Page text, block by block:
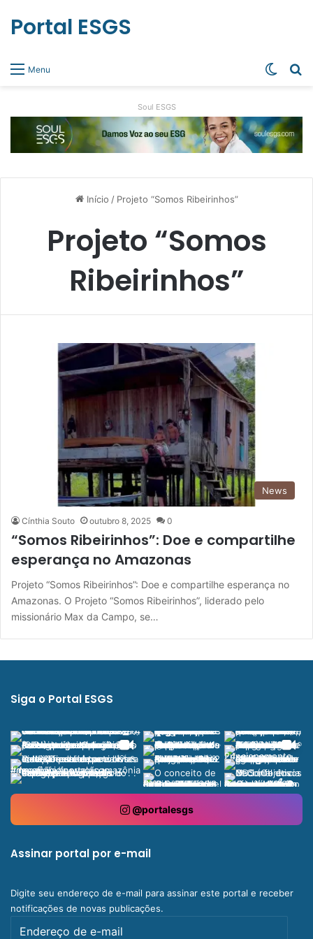
Menu
Portal ESGS
Soul ESGS
Início / Projeto “Somos Ribeirinhos”
Projeto “Somos
Ribeirinhos”
News
Cínthia Souto outubro 8, 2025 0
“Somos Ribeirinhos”: Doe e compartilhe
esperança no Amazonas
Projeto “Somos Ribeirinhos”: Doe e compartilhe esperança no
Amazonas. O Projeto “Somos Ribeirinhos”, liderado pelo
missionário Max da Campo, se…
Siga o Portal ESGS
@portalesgs
Assinar portal por e-mail
Digite seu endereço de e-mail para assinar este portal e receber
notificações de novas publicações.